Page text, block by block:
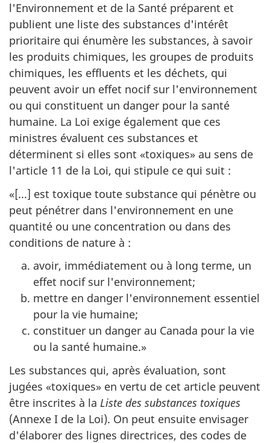
l'Environnement et de la Santé préparent et
publient une liste des substances d'intérêt
prioritaire qui énumère les substances, à savoir
les produits chimiques, les groupes de produits
chimiques, les effluents et les déchets, qui
peuvent avoir un effet nocif sur l'environnement
ou qui constituent un danger pour la santé
humaine. La Loi exige également que ces
ministres évaluent ces substances et
déterminent si elles sont «toxiques» au sens de
l'article 11 de la Loi, qui stipule ce qui suit :
«[...] est toxique toute substance qui pénètre ou
peut pénétrer dans l'environnement en une
quantité ou une concentration ou dans des
conditions de nature à :
avoir, immédiatement ou à long terme, un
effet nocif sur l'environnement;
mettre en danger l'environnement essentiel
pour la vie humaine;
constituer un danger au Canada pour la vie
ou la santé humaine.»
Les substances qui, après évaluation, sont
jugées «toxiques» en vertu de cet article peuvent
être inscrites à la Liste des substances toxiques
(Annexe I de la Loi). On peut ensuite envisager
d'élaborer des lignes directrices, des codes de